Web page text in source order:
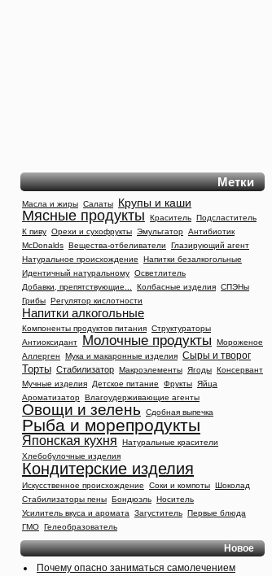
Метки
Масла и жиры Салаты Крупы и каши
Мясные продукты Краситель Подсластитель
К пиву Орехи и сухофрукты Эмульгатор Антибиотик
McDonalds Вещества-отбеливатели
Глазирующий агент
Натуральное происхождение
Напитки безалкогольные
Идентичный натуральному Осветлитель
Добавки, препятствующие...
Колбасные изделия СПЭНы
Грибы Регулятор кислотности
Напитки алкогольные
Компоненты продуктов питания Структураторы
Антиоксидант
Молочные продукты
Мороженое
Аллерген
Мука и макаронные изделия Сыры и творог
Торты Стабилизатор Макроэлементы Ягоды Консервант
Мучные изделия
Детское питание Фрукты Яйца
Ароматизатор Влагоудерживающие агенты
Овощи и зелень Сдобная выпечка
Рыба и морепродукты
Японская кухня
Натуральные красители
Хлебобулочные изделия
Кондитерские изделия
Искусственное происхождение Соки и компоты Шоколад
Стабилизаторы пены Бондюэль Носитель
Усилитель вкуса и аромата
Загуститель Первые блюда
ГМО Гелеобразователь
Новое
Почему опасно заниматься самолечением